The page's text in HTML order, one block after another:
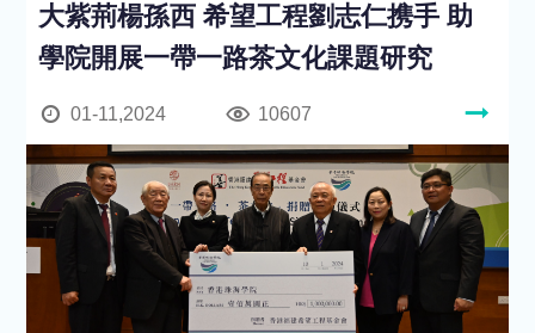
大紫荊楊孫西 希望工程劉志仁携手 助
學院開展一帶一路茶文化課題研究
01-11,2024 10607